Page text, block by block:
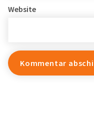
Website